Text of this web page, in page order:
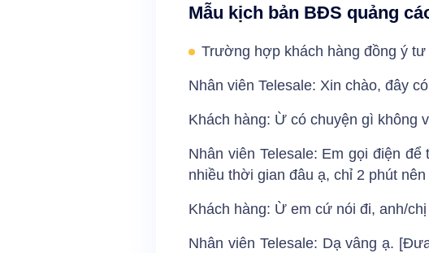
Mẫu kịch bản BĐS quảng
Trường hợp khách hàng đồng ý tư
Nhân viên Telesale: Xin chào, đây
Khách hàng: Ừ có chuyện gì không
Nhân viên Telesale: Em gọi điện
nhiều thời gian đâu ạ, chỉ 2 phút
Khách hàng: Ừ em cứ nói đi, anh/
Nhân viên Telesale: Dạ vâng ạ.